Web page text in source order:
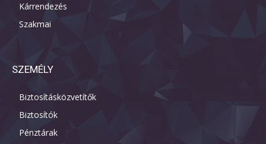
Kárrendezés
Szakmai
SZEMÉLY
Biztosításközvetítők
Biztosítók
Pénztárak